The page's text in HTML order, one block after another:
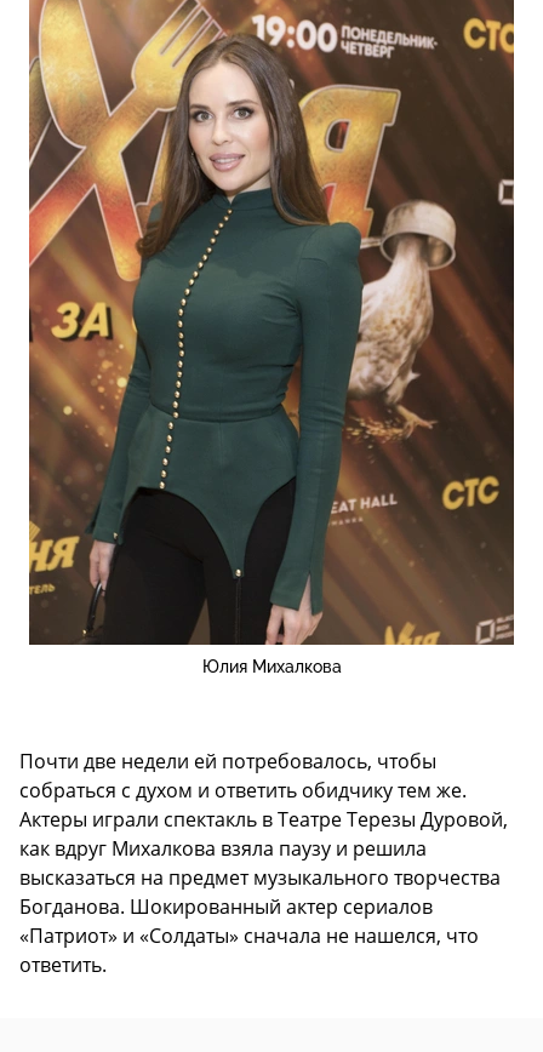
Юлия Михалкова
Почти две недели ей потребовалось, чтобы
собраться с духом и ответить обидчику тем же.
Актеры играли спектакль в Театре Терезы Дуровой,
как вдруг Михалкова взяла паузу и решила
высказаться на предмет музыкального творчества
Богданова. Шокированный актер сериалов
«Патриот» и «Солдаты» сначала не нашелся, что
ответить.